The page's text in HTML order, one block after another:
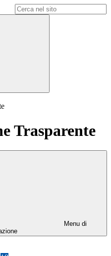
Trasparente
Menu di